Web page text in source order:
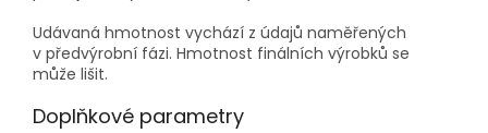
Udávaná hmotnost vychází z údajů naměřených
v předvýrobní fázi. Hmotnost finálních výrobků se
může lišit.
Doplňkové parametry